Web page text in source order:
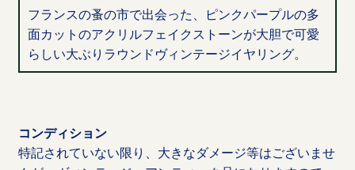
フランスの蚤の市で出会った、ピンクパープルの多
面カットのアクリルフェイクストーンが大胆で可愛
らしい大ぶりラウンドヴィンテージイヤリング。
コンディション
特記されていない限り、大きなダメージ等はございませ